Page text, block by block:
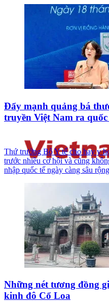
Đẩy mạnh quảng bá
truyền Việt Nam ra quốc
Thứ trưởng Bộ Y tế cho hay y
trước nhiều cơ hội và cũng
nhập quốc tế ngày càng sâu
Những nét tương đồng
kinh đô Cổ Loa